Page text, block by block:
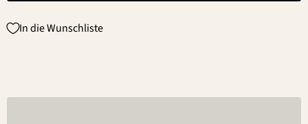
In die Wunschliste